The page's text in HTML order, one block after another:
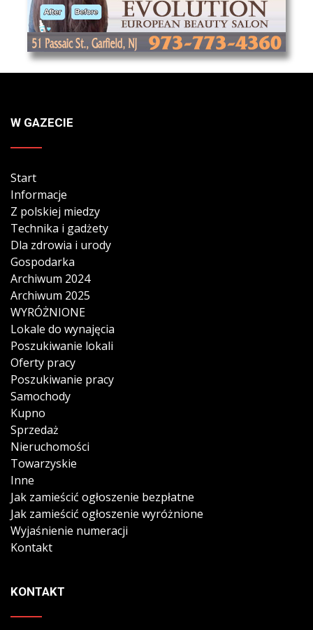
W GAZECIE
Start
Informacje
Z polskiej miedzy
Technika i gadżety
Dla zdrowia i urody
Gospodarka
Archiwum 2024
Archiwum 2025
WYRÓŻNIONE
Lokale do wynajęcia
Poszukiwanie lokali
Oferty pracy
Poszukiwanie pracy
Samochody
Kupno
Sprzedaż
Nieruchomości
Towarzyskie
Inne
Jak zamieścić ogłoszenie bezpłatne
Jak zamieścić ogłoszenie wyróżnione
Wyjaśnienie numeracji
Kontakt
KONTAKT